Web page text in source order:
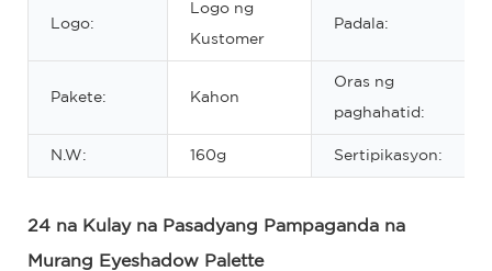
Logo:
Logo ng
Kustomer
Padala:
Pakete: Kahon
Oras ng
paghahatid:
N.W: 160g Sertipikasyon:
24 na Kulay na Pasadyang Pampaganda na
Murang Eyeshadow Palette